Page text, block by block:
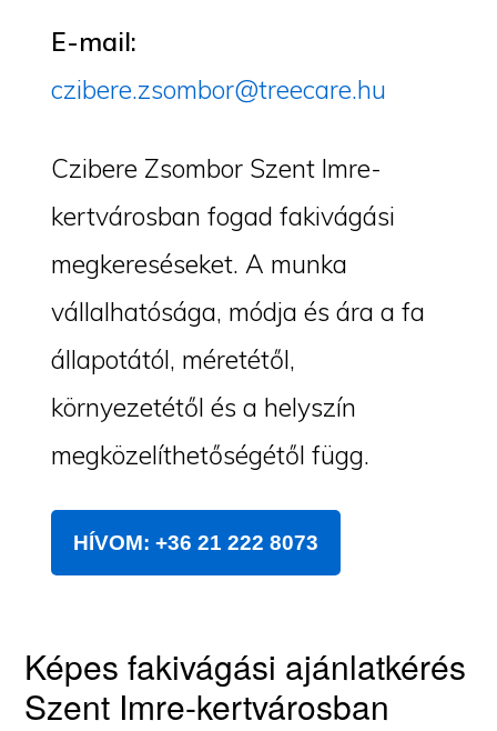
E-mail:
czibere.zsombor@treecare.hu
Czibere Zsombor Szent Imre-
kertvárosban fogad fakivágási
megkereséseket. A munka
vállalhatósága, módja és ára a fa
állapotától, méretétől,
környezetétől és a helyszín
megközelíthetőségétől függ.
HÍVOM: +36 21 222 8073
Képes fakivágási ajánlatkérés
Szent Imre-kertvárosban